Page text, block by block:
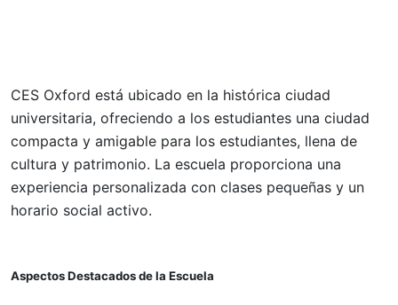
CES Oxford está ubicado en la histórica ciudad
universitaria, ofreciendo a los estudiantes una ciudad
compacta y amigable para los estudiantes, llena de
cultura y patrimonio. La escuela proporciona una
experiencia personalizada con clases pequeñas y un
horario social activo.
Aspectos Destacados de la Escuela